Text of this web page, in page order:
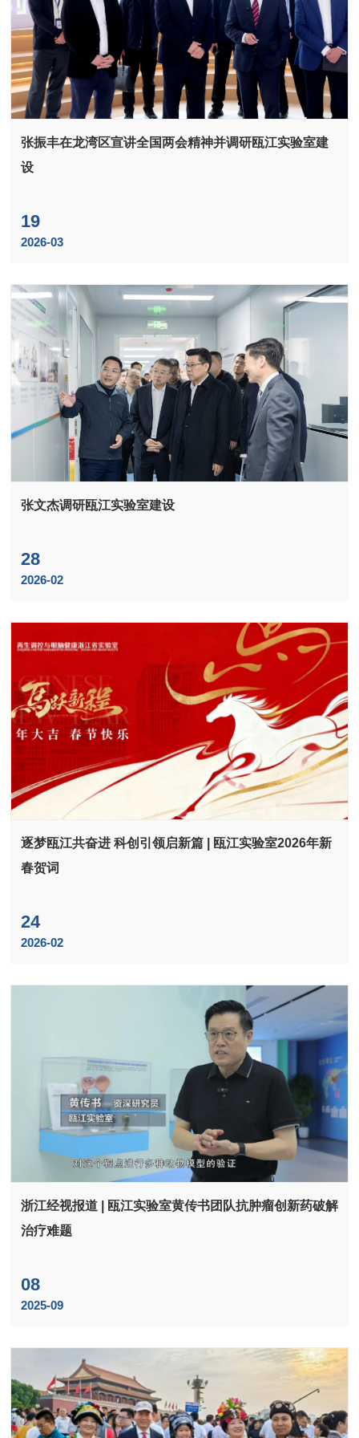
张振丰在龙湾区宣讲全国两会精神并调研瓯江实验室建
设
19
2026-03
张文杰调研瓯江实验室建设
28
2026-02
逐梦瓯江共奋进 科创引领启新篇 | 瓯江实验室2026年新
春贺词
24
2026-02
浙江经视报道 | 瓯江实验室黄传书团队抗肿瘤创新药破解
治疗难题
08
2025-09